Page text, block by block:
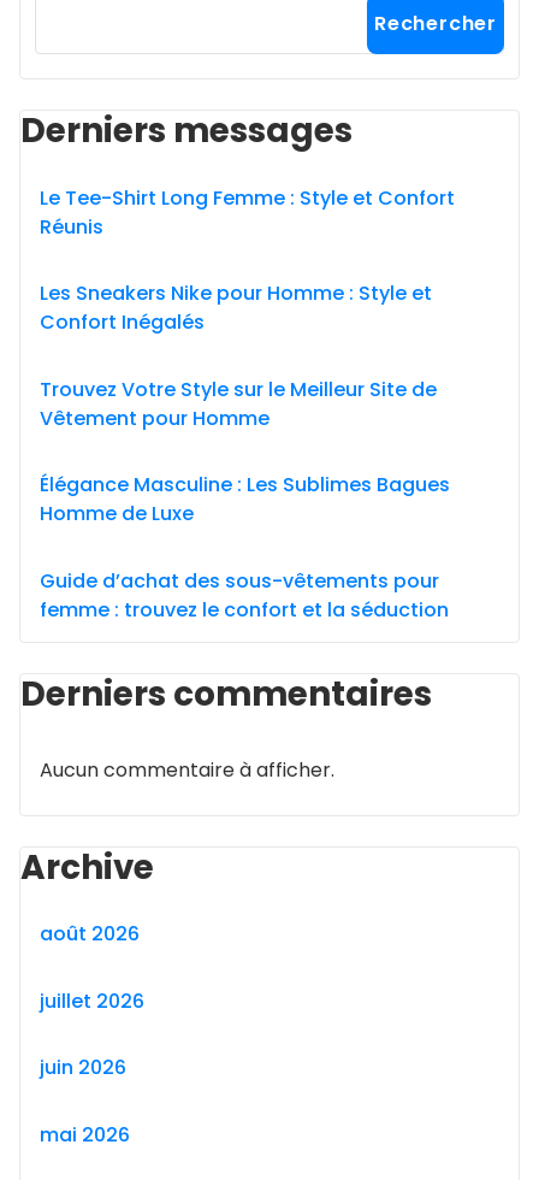
Rechercher
Derniers messages
Le Tee-Shirt Long Femme : Style et Confort
Réunis
Les Sneakers Nike pour Homme : Style et
Confort Inégalés
Trouvez Votre Style sur le Meilleur Site de
Vêtement pour Homme
Élégance Masculine : Les Sublimes Bagues
Homme de Luxe
Guide d’achat des sous-vêtements pour
femme : trouvez le confort et la séduction
Derniers commentaires
Aucun commentaire à afficher.
Archive
août 2026
juillet 2026
juin 2026
mai 2026